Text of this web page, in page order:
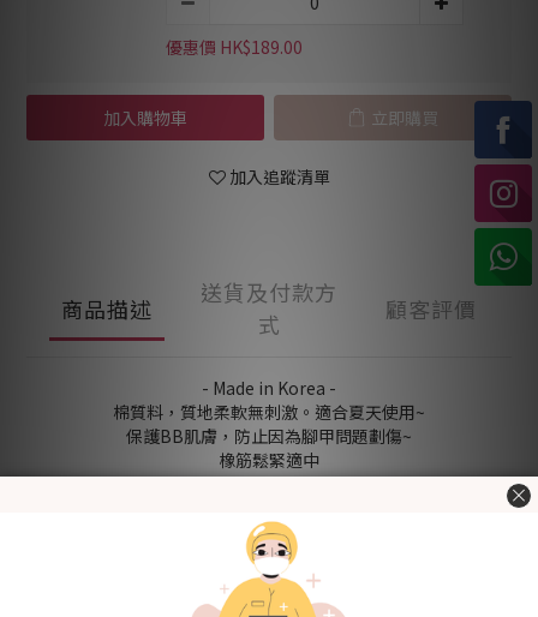
優惠價 HK$189.00
加入購物車 立即購買
加入追蹤清單
商品描述
送貨及付款方
式
顧客評價
- Made in Korea -
棉質料，質地柔軟無刺激。適合夏天使用~
保護BB肌膚，防止因為腳甲問題劃傷~
橡筋鬆緊適中
為寶寶溫暖小腳
[Fabric] 棉
[Style] 基本
[Color] 海軍男孩 Marine Boy
[Size (in cm)] Free Size